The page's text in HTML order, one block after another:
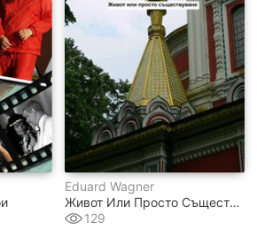
Eduard Wagner
Живот Или Просто Съществуване
129